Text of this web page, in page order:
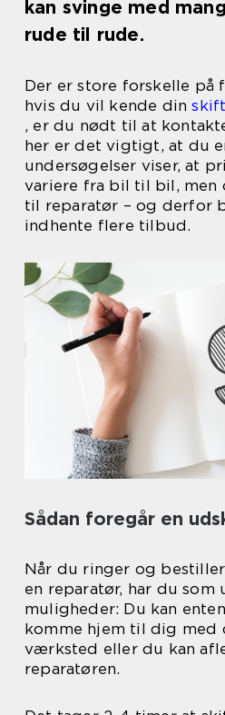
kan svinge med
rude til rude.
Der er store forskelle på
hvis du vil kende din
, er du nødt til at
her er det vigtigt, at du
undersøgelser viser, at
variere fra bil til bil, men
til reparatør – og derfor
indhente flere tilbud.
Sådan foregår en
Når du ringer og
en reparatør, har du
muligheder: Du kan
komme hjem til dig med
værksted eller du kan
reparatøren.